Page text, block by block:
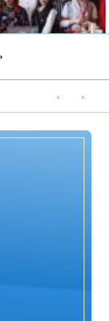
առավել հասանելի
կազմակերպումը
անգամ է փորձում
ստանալու ծննդյան
‹ ›